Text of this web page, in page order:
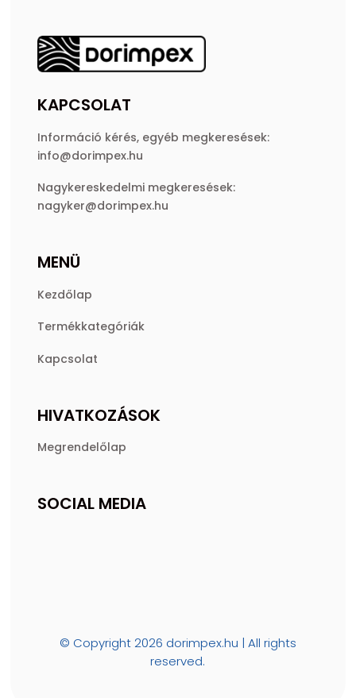
KAPCSOLAT
Információ kérés, egyéb megkeresések:
info@dorimpex.hu
Nagykereskedelmi megkeresések:
nagyker@dorimpex.hu
MENÜ
Kezdőlap
Termékkategóriák
Kapcsolat
HIVATKOZÁSOK
Megrendelőlap
SOCIAL MEDIA
© Copyright 2026 dorimpex.hu | All rights
reserved.